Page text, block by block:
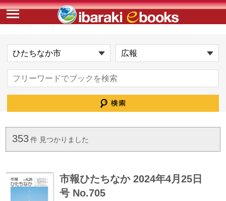
353 件 見つかりました
市報ひたちなか 2024年4月25日
号 No.705